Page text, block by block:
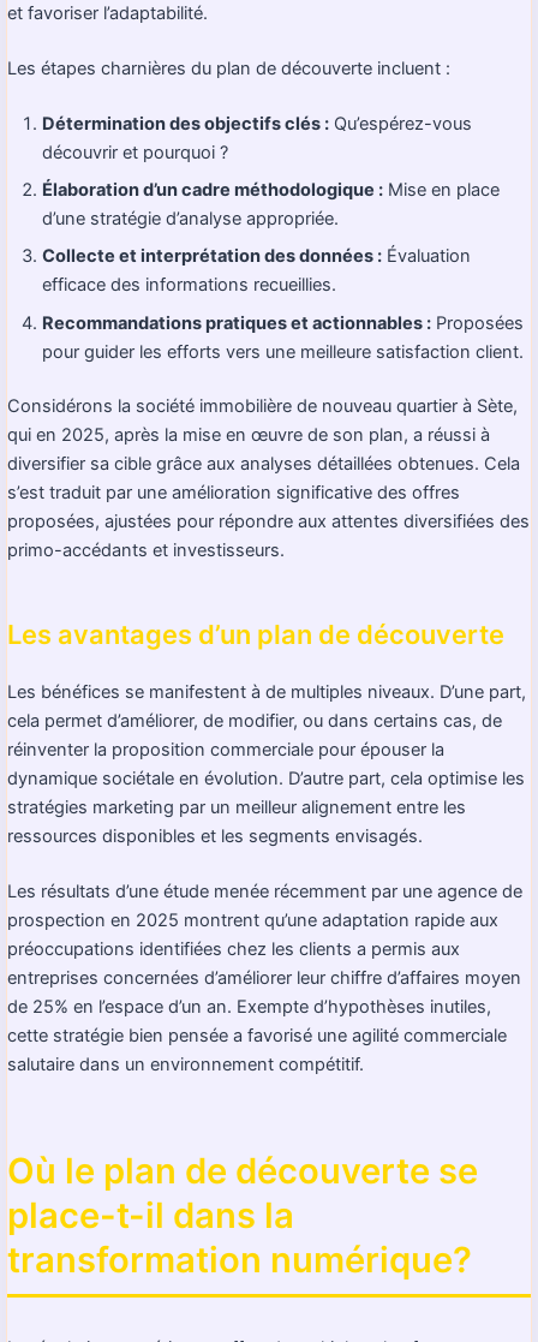
et favoriser l’adaptabilité.
Les étapes charnières du plan de découverte incluent :
Détermination des objectifs clés : Qu’espérez-vous
découvrir et pourquoi ?
Élaboration d’un cadre méthodologique : Mise en place
d’une stratégie d’analyse appropriée.
Collecte et interprétation des données : Évaluation
efficace des informations recueillies.
Recommandations pratiques et actionnables : Proposées
pour guider les efforts vers une meilleure satisfaction client.
Considérons la société immobilière de nouveau quartier à Sète,
qui en 2025, après la mise en œuvre de son plan, a réussi à
diversifier sa cible grâce aux analyses détaillées obtenues. Cela
s’est traduit par une amélioration significative des offres
proposées, ajustées pour répondre aux attentes diversifiées des
primo-accédants et investisseurs.
Les avantages d’un plan de découverte
Les bénéfices se manifestent à de multiples niveaux. D’une part,
cela permet d’améliorer, de modifier, ou dans certains cas, de
réinventer la proposition commerciale pour épouser la
dynamique sociétale en évolution. D’autre part, cela optimise les
stratégies marketing par un meilleur alignement entre les
ressources disponibles et les segments envisagés.
Les résultats d’une étude menée récemment par une agence de
prospection en 2025 montrent qu’une adaptation rapide aux
préoccupations identifiées chez les clients a permis aux
entreprises concernées d’améliorer leur chiffre d’affaires moyen
de 25% en l’espace d’un an. Exempte d’hypothèses inutiles,
cette stratégie bien pensée a favorisé une agilité commerciale
salutaire dans un environnement compétitif.
Où le plan de découverte se
place-t-il dans la
transformation numérique?